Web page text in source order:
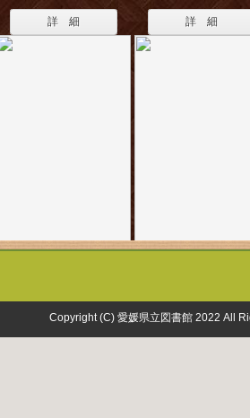
詳 細 詳 細
Copyright (C) 愛媛県立図書館 2022 All